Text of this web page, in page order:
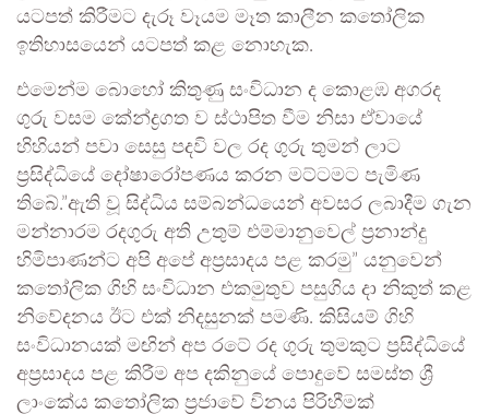
යටපත් කිරීමට දැරූ වෑයම මෑත කාලීන කතෝලික
ඉතිහාසයෙන් යටපත් කළ නොහැක.
එමෙන්ම බොහෝ කිතුණු සංවිධාන ද කොළඹ අගරද
ගුරු වසම කේන්ද්‍රගත ව ස්ථාපිත වීම නිසා ඒවායේ
හිහියන් පවා සෙසු පදවි වල රද ගුරු තුමන් ලාට
ප්‍රසිද්ධියේ දෝෂාරෝපණය කරන මට්ටමට පැමිණ
තිබේ.”ඇති වූ සිද්ධිය සම්බන්ධයෙන් අවසර ලබාදීම ගැන
මන්නාරම රදගුරු අති උතුම් එම්මානුවෙල් ප‍්‍රනාන්දු
හිමිපාණන්ට අපි අපේ අප‍්‍රසාදය පළ කරමු” යනුවෙන්
කතෝලික ගිහි සංවිධාන එකමුතුව පසුගිය දා නිකුත් කළ
නිවේදනය ඊට එක් නිදසුනක් පමණි. කිසියම් ගිහි
සංවිධානයක් මඟින් අප රටේ රද ගුරු තුමකුට ප්‍රසිද්ධියේ
අප්‍රසාදය පළ කිරීම අප දකිනුයේ පොදුවේ සමස්ත ශ්‍රී
ලාංකේය කතෝලික ප්‍රජාවේ විනය පිරිහීමක්